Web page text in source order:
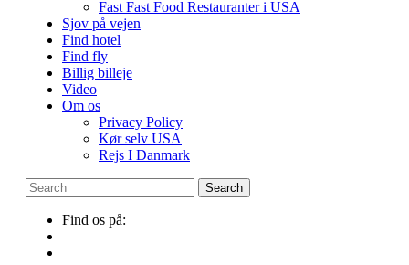
Fast Fast Food Restauranter i USA
Sjov på vejen
Find hotel
Find fly
Billig billeje
Video
Om os
Privacy Policy
Kør selv USA
Rejs I Danmark
Find os på: